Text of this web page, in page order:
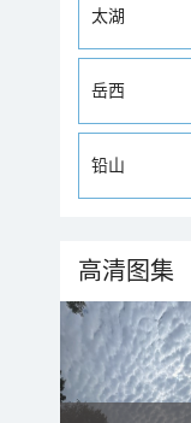
太湖
岳西
铅山
高清图集